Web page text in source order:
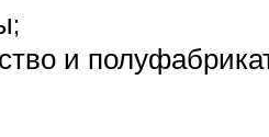
и